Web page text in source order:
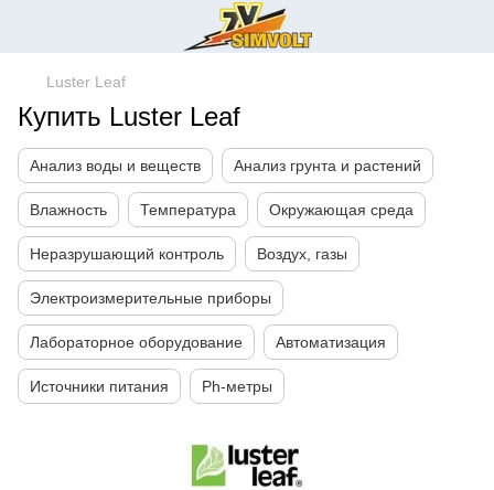
Luster Leaf
Купить Luster Leaf
Анализ воды и веществ Анализ грунта и растений
Влажность Температура Окружающая среда
Неразрушающий контроль Воздух, газы
Электроизмерительные приборы
Лабораторное оборудование Автоматизация
Источники питания Ph-метры